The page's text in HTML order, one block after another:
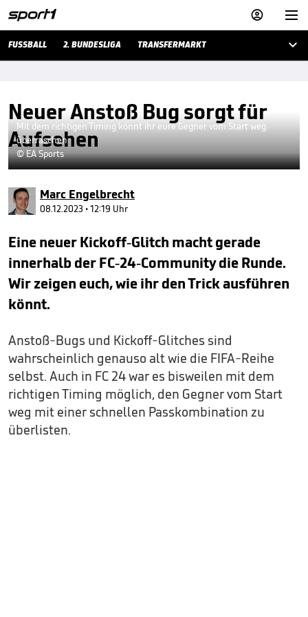


FUSSBALL 2. BUNDESLIGA TRANSFERMARKT 
Neuer Anstoß Bug sorgt für
Aufsehen
Mit dem richtigen Timing könnt ihr eure Gegner vom Start weg
überraschen
© EA Sports
Marc Engelbrecht
08.12.2023 • 12:19 Uhr
Eine neuer Kickoff-Glitch macht gerade
innerhalb der FC-24-Community die Runde.
Wir zeigen euch, wie ihr den Trick ausführen
könnt.
Anstoß-Bugs und Kickoff-Glitches sind
wahrscheinlich genauso alt wie die FIFA-Reihe
selbst. Auch in FC 24 war es bisweilen mit dem
richtigen Timing möglich, den Gegner vom Start
weg mit einer schnellen Passkombination zu
überlisten.